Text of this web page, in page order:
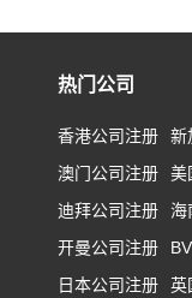
热门公司
香港公司注册
新
澳门公司注册
美
迪拜公司注册
海
开曼公司注册
日本公司注册
英